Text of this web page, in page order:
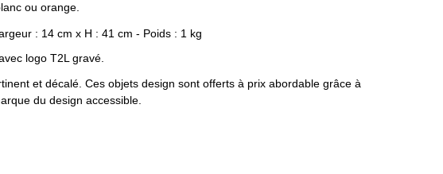
ou orange.
: 14 cm x H : 41 cm - Poids : 1 kg
logo T2L gravé.
et décalé. Ces objets design sont offerts à prix abordable grâce à
du design accessible.